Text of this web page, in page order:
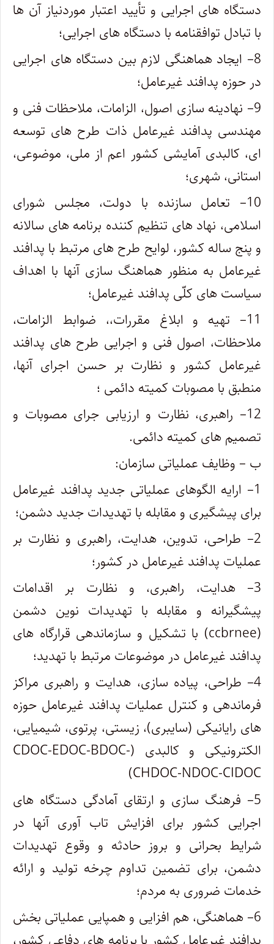
دستگاه های اجرایی و تأیید اعتبار موردنیاز آن ها
با تبادل توافقنامه با دستگاه های اجرایی؛
8– ایجاد هماهنگی لازم بین دستگاه های اجرایی
در حوزه پدافند غیرعامل؛
9– نهادینه سازی اصول، الزامات، ملاحظات فنی و
مهندسی پدافند غیرعامل ذات طرح های توسعه
ای، کالبدی آمایشی کشور اعم از ملی، موضوعی،
استانی، شهری؛
10– تعامل سازنده با دولت، مجلس شورای
اسلامی، نهاد های تنظیم کننده برنامه های سالانه
و پنج ساله کشور، لوایح طرح های مرتبط با پدافند
غیرعامل به منظور هماهنگ سازی آنها با اهداف
سیاست های کلّی پدافند غیرعامل؛
11– تهیه و ابلاغ مقررات،، ضوابط الزامات،
ملاحظات، اصول فنی و اجرایی طرح های پدافند
غیرعامل کشور و نظارت بر حسن اجرای آنها،
منطبق با مصوبات کمیته دائمی ؛
12– راهبری، نظارت و ارزیابی جرای مصوبات و
تصمیم های کمیته دائمی.
ب – وظایف عملیاتی سازمان:
1– ارایه الگوهای عملیاتی جدید پدافند غیرعامل
برای پیشگیری و مقابله با تهدیدات جدید دشمن؛
2– طراحی، تدوین، هدایت، راهبری و نظارت بر
عملیات پدافند غیرعامل در کشور؛
3– هدایت، راهبری، و نظارت بر اقدامات
پیشگیرانه و مقابله با تهدیدات نوین دشمن
(ccbrnee) با تشکیل و سازماندهی قرارگاه های
پدافند غیرعامل در موضوعات مرتبط با تهدید؛
4– طراحی، پیاده سازی، هدایت و راهبری مراکز
فرماندهی و کنترل عملیات پدافند غیرعامل حوزه
های رایانیکی (سایبری)، زیستی، پرتوی، شیمیایی،
الکترونیکی و کالبدی (CDOC-EDOC-BDOC-
CHDOC-NDOC-CIDOC)
5– فرهنگ سازی و ارتقای آمادگی دستگاه های
اجرایی کشور برای افزایش تاب آوری آنها در
شرایط بحرانی و بروز حادثه و وقوع تهدیدات
دشمن، برای تضمین تداوم چرخه تولید و ارائه
خدمات ضروری به مردم؛
6– هماهنگی، هم افزایی و همپایی عملیاتی بخش